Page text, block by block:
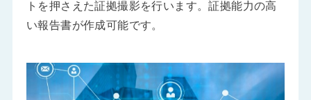
トを押さえた証拠撮影を行います。証拠能力の高
い報告書が作成可能です。